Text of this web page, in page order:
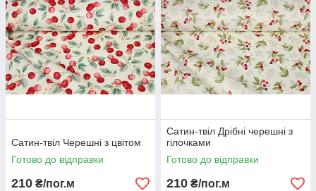
Сатин-твіл Черешні з цвітом
Готово до відправки
210 ₴/пог.м
Сатин-твіл Дрібні черешні з
гілочками
Готово до відправки
210 ₴/пог.м